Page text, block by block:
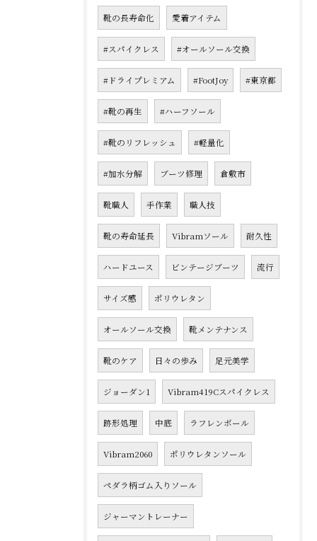
靴の長寿命化 愛着アイテム
#スパイクレス #オールソール交換
#ドライプレミアム #FootJoy #東京都
#靴の再生 #ハーフソール
#靴のリフレッシュ #軽量化
#加水分解 ブーツ修理 倉敷市
靴職人 手作業 職人技
靴の寿命延長 Vibramソール 耐久性
ハードユース ビンテージブーツ 流行
サイズ感 ポリウレタン
オールソール交換 靴メンテナンス
靴のケア 日々の歩み 足元美学
ジョーダン1 Vibram419Cスパイクレス
跡形処理 中底 ラフレンボール
Vibram2060 ポリウレタンソール
ペダラ柄ゴム入りソール
ジャーマントレーナー